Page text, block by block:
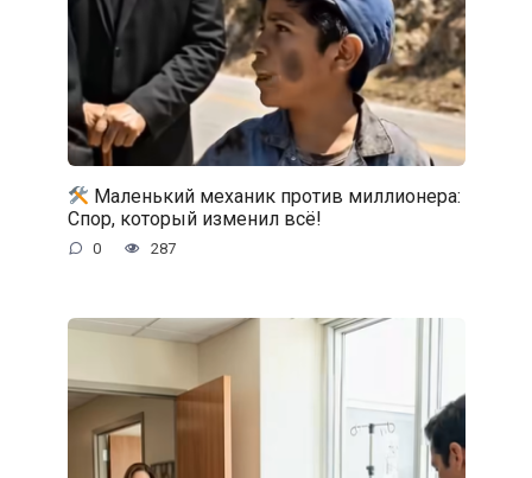
Маленький механик против миллионера:
Спор, который изменил всё!
0 287